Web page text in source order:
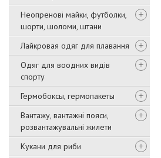
Неопренові майки, футболки,
шорти, шоломи, штани
Лайкровая одяг для плавання
Одяг для воодних видів
спорту
Гермобоксы, гермопакеты
Вантажу, вантажні пояси,
розвантажувальні жилети
Кукани для риби